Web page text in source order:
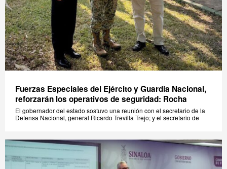
Fuerzas Especiales del Ejército y Guardia Nacional,
reforzarán los operativos de seguridad: Rocha
El gobernador del estado sostuvo una reunión con el secretario de la
Defensa Nacional, general Ricardo Trevilla Trejo; y el secretario de